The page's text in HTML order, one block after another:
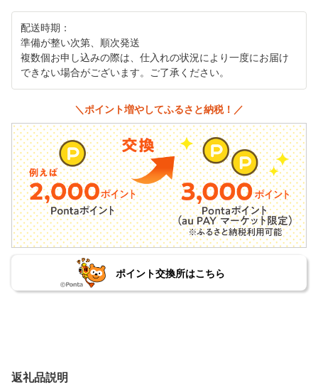
配送時期：
準備が整い次第、順次発送
複数個お申し込みの際は、仕入れの状況により一度にお届け
できない場合がございます。ご了承ください。
＼ポイント増やしてふるさと納税！／
ポイント交換所はこちら
返礼品説明